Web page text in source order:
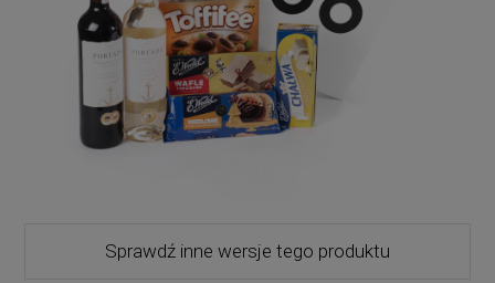
Sprawdź inne wersje tego produktu